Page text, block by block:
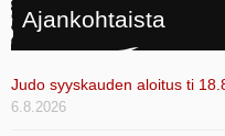
Ajankohtaista
Judo syyskauden aloitus ti
6.8.2026